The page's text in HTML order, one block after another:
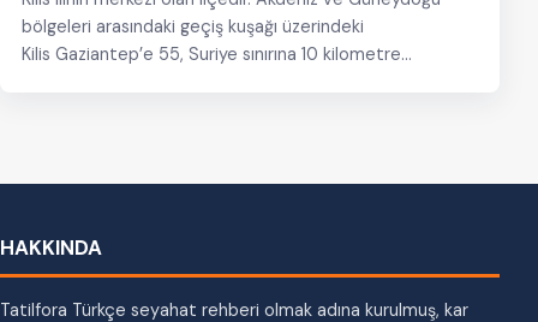
bölgeleri arasındaki geçiş kuşağı üzerindeki
Kilis Gaziantep’e 55, Suriye sınırına 10 kilometre
HAKKINDA
Tatilfora Türkçe seyahat rehberi olmak adına kurulmuş, kar